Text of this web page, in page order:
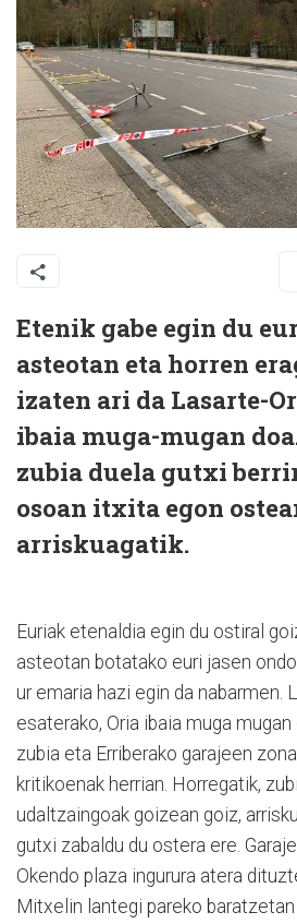
Etenik gabe egin du
asteotan eta horren
izaten ari da Lasarte-
ibaia muga-mugan
zubia duela gutxi
osoan itxita egon
arriskuagatik.
Euriak etenaldia egin du ostiral
asteotan botatako euri jasen
ur emaria hazi egin da nabarmen.
esaterako, Oria ibaia muga
zubia eta Erriberako garajeen
kritikoenak herrian. Horregatik,
udaltzaingoak goizean goiz,
gutxi zabaldu du ostera ere.
Okendo plaza ingurura atera
Mitxelin lantegi pareko